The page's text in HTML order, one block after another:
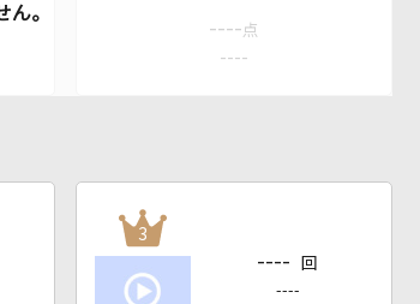
---- 点
----
3
---- 回
----